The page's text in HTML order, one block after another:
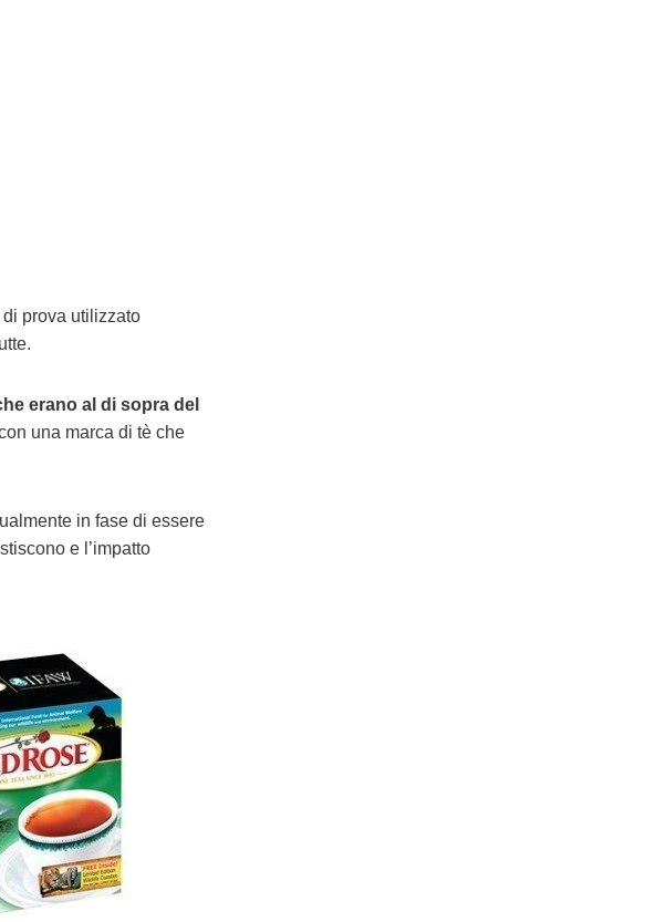
prova utilizzato
erano al di sopra del
una marca di tè che
in fase di essere
e l’impatto